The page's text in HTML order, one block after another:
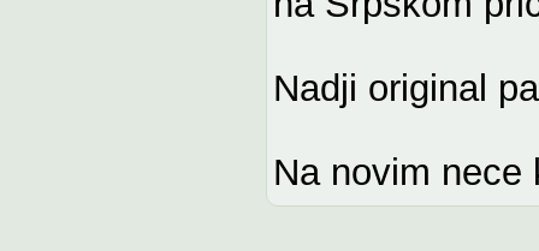
Nadji original
Na novim nece